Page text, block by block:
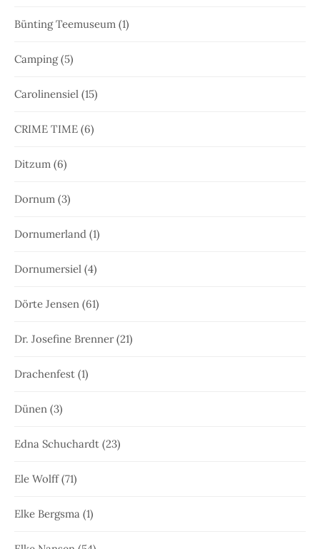
Bünting Teemuseum (1)
Camping(5)
Carolinensiel (15)
CRIME TIME (6)
Ditzum (6)
Dornum (3)
Dornumerland (1)
Dornumersiel (4)
Dörte Jensen (61)
Dr. Josefine Brenner(21)
Drachenfest (1)
Dünen (3)
Edna Schuchardt (23)
Ele Wolff(71)
Elke Bergsma (1)